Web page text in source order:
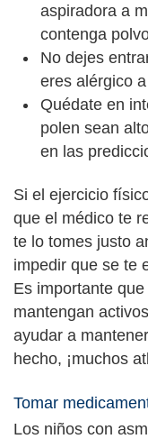
aspiradora a
contenga
No dejes
eres alérgico
Quédate en
polen sean
en las
Si el ejercicio
que el médico te
te lo tomes justo
impedir que se te
Es importante
mantengan
ayudar a
hecho, ¡muchos
Tomar
Los niños con